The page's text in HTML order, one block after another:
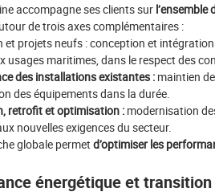
accompagne ses clients sur l’ensemble
de trois axes complémentaires :
et projets neufs : conception et
usages maritimes, dans le respect des
des installations existantes : maintien
des équipements dans la durée.
retrofit et optimisation : modernisation
nouvelles exigences du secteur.
globale permet d’optimiser les
énergétique et